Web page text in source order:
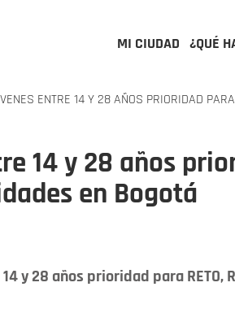
MI CIUDAD ¿QUÉ
ENTRE 14 Y 28 AÑOS PRIORIDAD
14 y 28 años
en Bogotá
y 28 años prioridad para